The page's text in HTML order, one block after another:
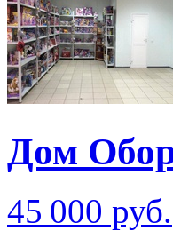
Дом
45 000 руб.